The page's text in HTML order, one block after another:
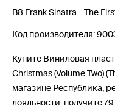
B8 Frank Sinatra - The
Код производителя:
Купите Виниловая
Christmas (Volume Two)
магазине Республика,
лояльности, получите